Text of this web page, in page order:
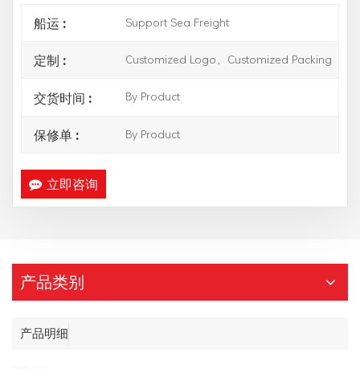
船运 : Support Sea Freight
定制 : Customized Logo，Customized Packing
交货时间 : By Product
保修单 : By Product
立即咨询
产品类别
产品明细